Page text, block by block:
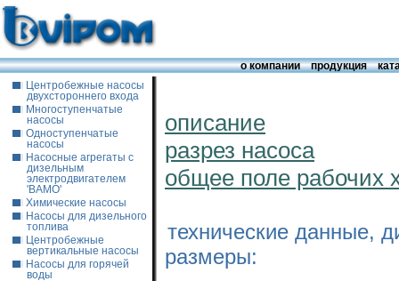
о компании продукция
Центробежные насосы
двухстороннего входа
Многоступенчатые
насосы
Одноступенчатые
насосы
Насосные агрегаты с
дизельным
электродвигателем
'ВАМО'
Химические насосы
Насосы для дизельного
топлива
Центробежные
вертикальные насосы
Насосы для горячей
воды
описание
разрез насоса
общее поле рабочих
технические данные,
размеры: